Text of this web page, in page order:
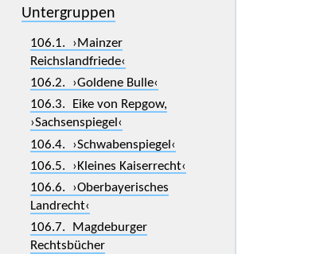
Untergruppen
106.1. ›Mainzer
Reichslandfriede‹
106.2. ›Goldene Bulle‹
106.3. Eike von Repgow,
›Sachsenspiegel‹
106.4. ›Schwabenspiegel‹
106.5. ›Kleines Kaiserrecht‹
106.6. ›Oberbayerisches
Landrecht‹
106.7. Magdeburger
Rechtsbücher